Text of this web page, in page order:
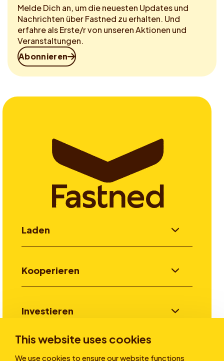
This website uses cookies
We use cookies to ensure our website functions
Melde Dich an, um die neuesten Updates und
Nachrichten über Fastned zu erhalten. Und
erfahre als Erste/r von unseren Aktionen und
Veranstaltungen.
Abonnieren
Laden
Kooperieren
Investieren